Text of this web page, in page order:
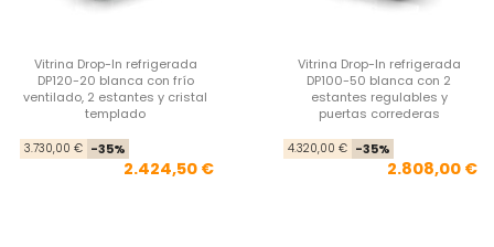
Vitrina Drop-In refrigerada
DP120-20 blanca con frío
ventilado, 2 estantes y cristal
templado
Precio base
3.730,00 € -35%
2.424,50 €
Vitrina Drop-In refrigerada
DP100-50 blanca con 2
estantes regulables y
puertas correderas
4.320,00 € -35%
2.808,00 €